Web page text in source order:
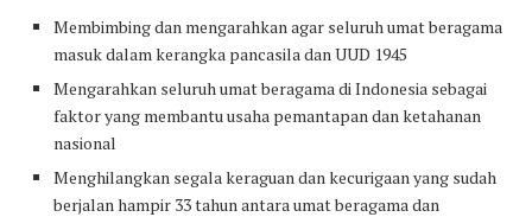
Membimbing dan mengarahkan agar seluruh umat beragama
masuk dalam kerangka pancasila dan UUD 1945
Mengarahkan seluruh umat beragama di Indonesia sebagai
faktor yang membantu usaha pemantapan dan ketahanan
nasional
Menghilangkan segala keraguan dan kecurigaan yang sudah
berjalan hampir 33 tahun antara umat beragama dan